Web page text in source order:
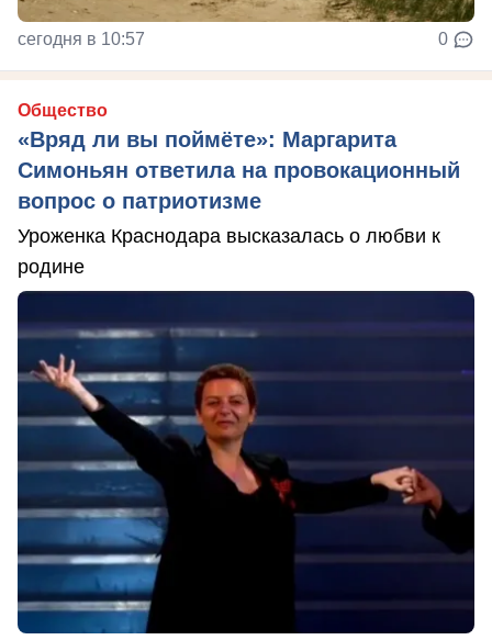
сегодня в 10:57 0
Общество
«Вряд ли вы поймёте»: Маргарита
Симоньян ответила на провокационный
вопрос о патриотизме
Уроженка Краснодара высказалась о любви к
родине